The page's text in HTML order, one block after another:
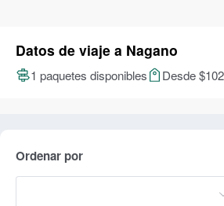
Datos de viaje a Nagano
1 paquetes disponibles Desde
Ordenar por